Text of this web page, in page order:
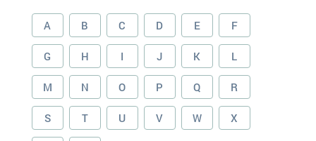
A B C D E F
G H I J K L
M N O P Q R
S T U V W X